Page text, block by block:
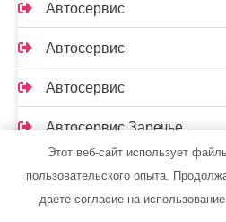
Автосервис
Автосервис
Автосервис
Автосервис Заречье
Автосервис, автотехцентр
Этот веб-сайт использует
пользовательского опыта.
даете согласие на